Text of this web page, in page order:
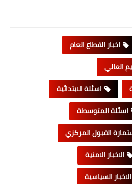
اخبار القطاع العام
العالي
اسئلة الابتدائية
اسئلة المتوسطة
القبول المركزي
الاخبار الامنية
الاخبار السياسية